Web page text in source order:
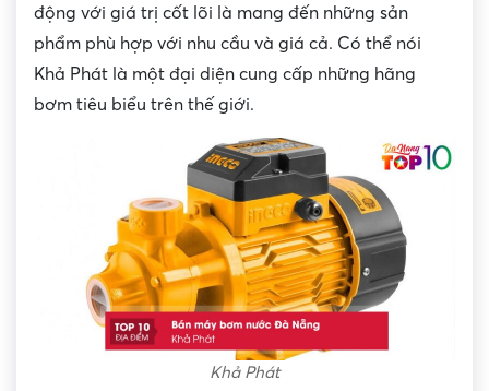
động với giá trị cốt lõi là mang đến những sản
phẩm phù hợp với nhu cầu và giá cả. Có thể nói
Khả Phát là một đại diện cung cấp những hãng
bơm tiêu biểu trên thế giới.
Khả Phát